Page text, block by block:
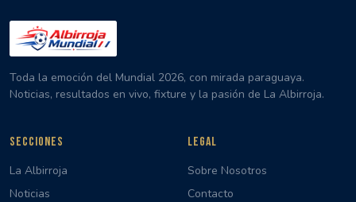
Toda la emoción del Mundial 2026, con mirada paraguaya.
Noticias, resultados en vivo, fixture y la pasión de La Albirroja.
SECCIONES
La Albirroja
Noticias
LEGAL
Sobre Nosotros
Contacto